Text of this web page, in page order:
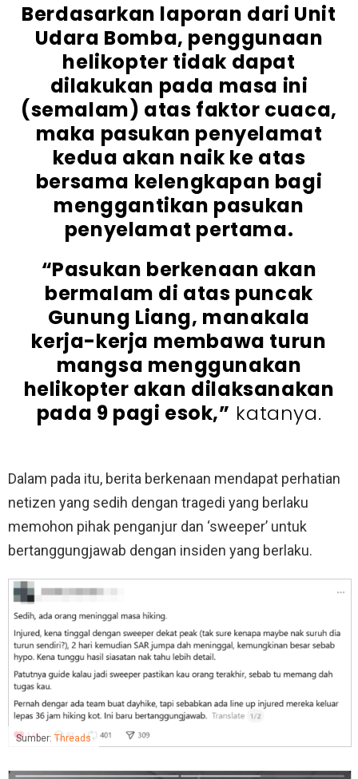
Berdasarkan laporan dari Unit
Udara Bomba, penggunaan
helikopter tidak dapat
dilakukan pada masa ini
(semalam) atas faktor cuaca,
maka pasukan penyelamat
kedua akan naik ke atas
bersama kelengkapan bagi
menggantikan pasukan
penyelamat pertama.
“Pasukan berkenaan akan
bermalam di atas puncak
Gunung Liang, manakala
kerja-kerja membawa turun
mangsa menggunakan
helikopter akan dilaksanakan
pada 9 pagi esok,” katanya.
Dalam pada itu, berita berkenaan mendapat perhatian
netizen yang sedih dengan tragedi yang berlaku
memohon pihak penganjur dan ‘sweeper’ untuk
bertanggungjawab dengan insiden yang berlaku.
Sumber: Threads